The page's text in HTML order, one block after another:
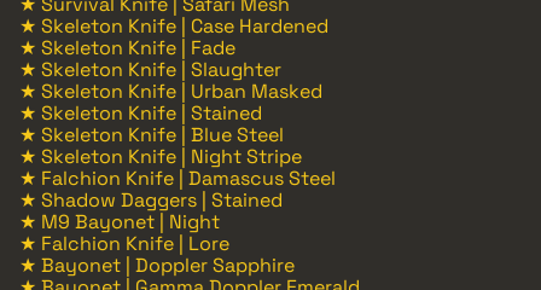
★ Skeleton Knife | Case Hardened
★ Skeleton Knife | Fade
★ Skeleton Knife | Slaughter
★ Skeleton Knife | Urban Masked
★ Skeleton Knife | Stained
★ Skeleton Knife | Blue Steel
★ Skeleton Knife | Night Stripe
★ Falchion Knife | Damascus Steel
★ Shadow Daggers | Stained
★ M9 Bayonet | Night
★ Falchion Knife | Lore
★ Bayonet | Doppler Sapphire